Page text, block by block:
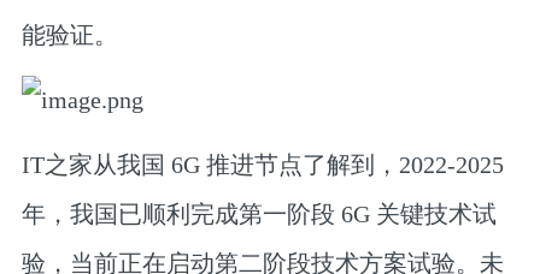
能验证。
IT之家从我国 6G 推进节点了解到，2022-2025
年，我国已顺利完成第一阶段 6G 关键技术试
验，当前正在启动第二阶段技术方案试验。未